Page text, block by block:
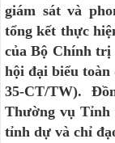
giám sát và
tổng kết thực
của Bộ Chính trị
hội đại biểu
35-CT/TW).
Thường vụ
tỉnh dự và chỉ